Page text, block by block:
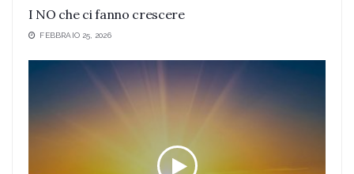
I NO che ci fanno crescere
FEBBRAIO 25, 2026